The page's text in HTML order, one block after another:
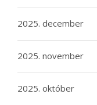
2025. december
2025. november
2025. október